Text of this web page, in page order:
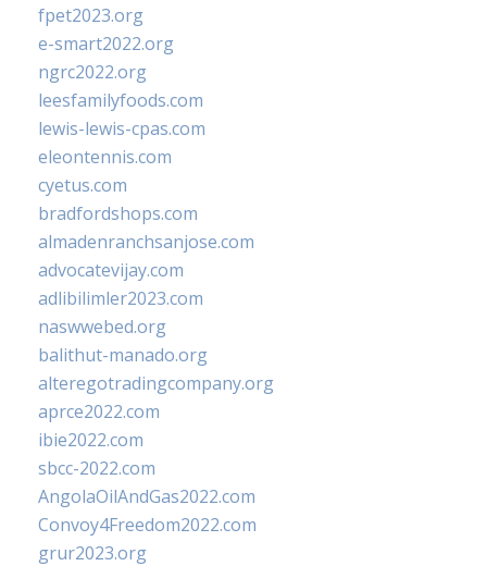
fpet2023.org
e-smart2022.org
ngrc2022.org
leesfamilyfoods.com
lewis-lewis-cpas.com
eleontennis.com
cyetus.com
bradfordshops.com
almadenranchsanjose.com
advocatevijay.com
adlibilimler2023.com
naswwebed.org
balithut-manado.org
alteregotradingcompany.org
aprce2022.com
ibie2022.com
sbcc-2022.com
AngolaOilAndGas2022.com
Convoy4Freedom2022.com
grur2023.org